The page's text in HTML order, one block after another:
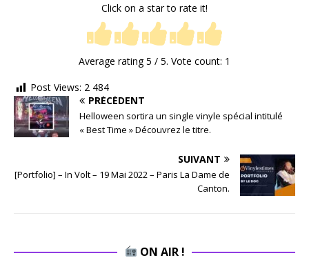
Click on a star to rate it!
Average rating5 / 5. Vote count: 1
Post Views: 2 484
PRÉCÉDENT
Helloween sortira un single vinyle spécial intitulé
« Best Time » Découvrez le titre.
SUIVANT
[Portfolio] – In Volt – 19 Mai 2022 – Paris La Dame de
Canton.
ON AIR !